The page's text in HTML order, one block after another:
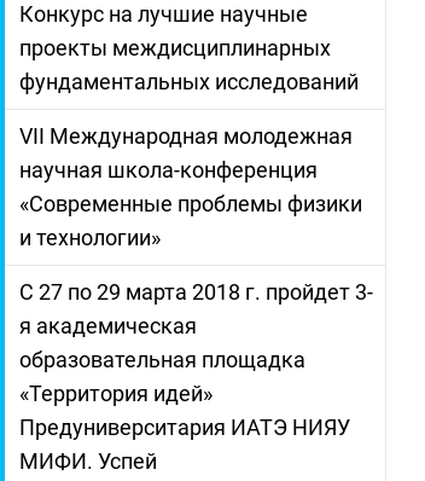
Конкурс на лучшие научные
проекты междисциплинарных
фундаментальных исследований
VII Международная молодежная
научная школа-конференция
«Современные проблемы физики
и технологии»
С 27 по 29 марта 2018 г. пройдет 3-
я академическая
образовательная площадка
«Территория идей»
Предуниверситария ИАТЭ НИЯУ
МИФИ. Успей